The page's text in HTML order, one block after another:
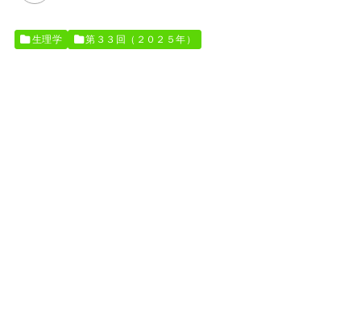
生理学 第３３回（２０２５年）